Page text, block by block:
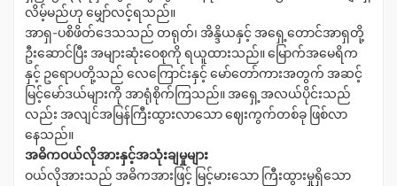
လိမ့်မည်ဟု မျှော်လင့်ရသည်။
အာရှ-ပစိဖိတ်ဒေသသည် တရုတ်၊ အိန္ဒိယနှင့် အရှေ့တောင်အာရှတို့
ဦးဆောင်ပြီး အများဆုံးဝေစုကို ရယူထားသည်။ မြောက်အမေရိက
နှင့် ဥရောပတို့သည် လေကြောင်းနှင့် မော်တော်ကားအတွက် အဆင့်
မြင့်မော်ဒယ်များကို အာရုံစိုက်ကြသည်။ အရှေ့အလယ်ပိုင်းသည်
လည်း အလျင်အမြန်ကြီးထွားလာသော ဈေးကွက်တစ်ခု ဖြစ်လာ
နေသည်။
အဓိကဝယ်လိုအားနှင့်အသုံးချမှုများ
ဝယ်လိုအားသည် အဓိကအားဖြင့် မြင့်မားသော ကြီးထွားမှုရှိသော